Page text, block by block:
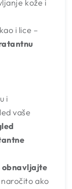
kože i
i lice –
i
vaše
obnavljajte
naročito ako